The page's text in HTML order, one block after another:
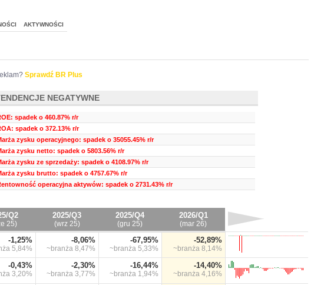
AKTYWNOŚCI
Sprawdź BR Plus
NEGATYWNE
spadek o 460.87% r/r
spadek o 372.13% r/r
zysku operacyjnego: spadek o 35055.45% r/r
zysku netto: spadek o 5803.56% r/r
zysku ze sprzedaży: spadek o 4108.97% r/r
zysku brutto: spadek o 4757.67% r/r
operacyjna aktywów: spadek o 2731.43% r/r
Q2
25)
2025/Q3
(wrz 25)
2025/Q4
(gru 25)
2026/Q1
(mar 26)
-1,25%
5,84%
-8,06%
~branża 8,47%
-67,95%
~branża 5,33%
-52,89%
~branża 8,14%
-0,43%
3,20%
-2,30%
~branża 3,77%
-16,44%
~branża 1,94%
-14,40%
~branża 4,16%